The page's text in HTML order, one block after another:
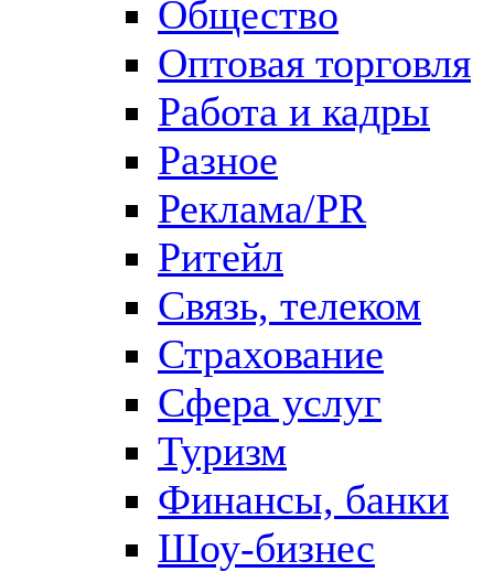
Общество
Оптовая торговля
Работа и кадры
Разное
Реклама/PR
Ритейл
Связь, телеком
Страхование
Сфера услуг
Туризм
Финансы, банки
Шоу-бизнес